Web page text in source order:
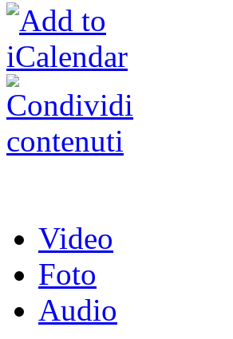
Video
Foto
Audio